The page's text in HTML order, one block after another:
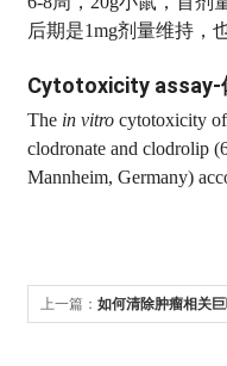
后期是1mg剂量维持，
Cytotoxicity assay-
The in vitro cytotoxicity of
clodronate and clodrolip
Mannheim, Germany)
上一篇： 如何清除肿瘤相关